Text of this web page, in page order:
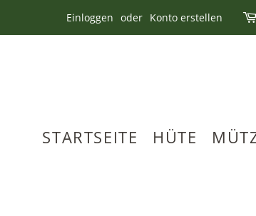
Einloggen oder Konto erstellen
STARTSEITE HÜTE